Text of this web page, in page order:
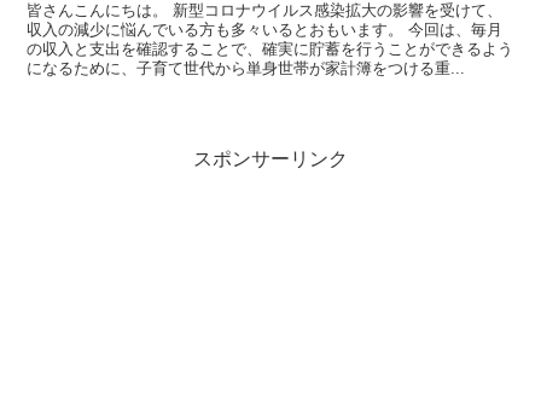
皆さんこんにちは。 新型コロナウイルス感染拡大の影響を受けて、
収入の減少に悩んでいる方も多々いるとおもいます。 今回は、毎月
の収入と支出を確認することで、確実に貯蓄を行うことができるよう
になるために、子育て世代から単身世帯が家計簿をつける重...
スポンサーリンク